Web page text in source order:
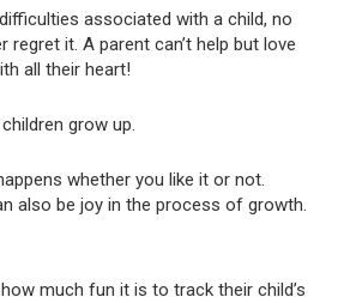
associated with a child, no
regret it. A parent can’t help but love
all their heart!
grow up.
whether you like it or not.
also be joy in the process of growth.
much fun it is to track their child’s